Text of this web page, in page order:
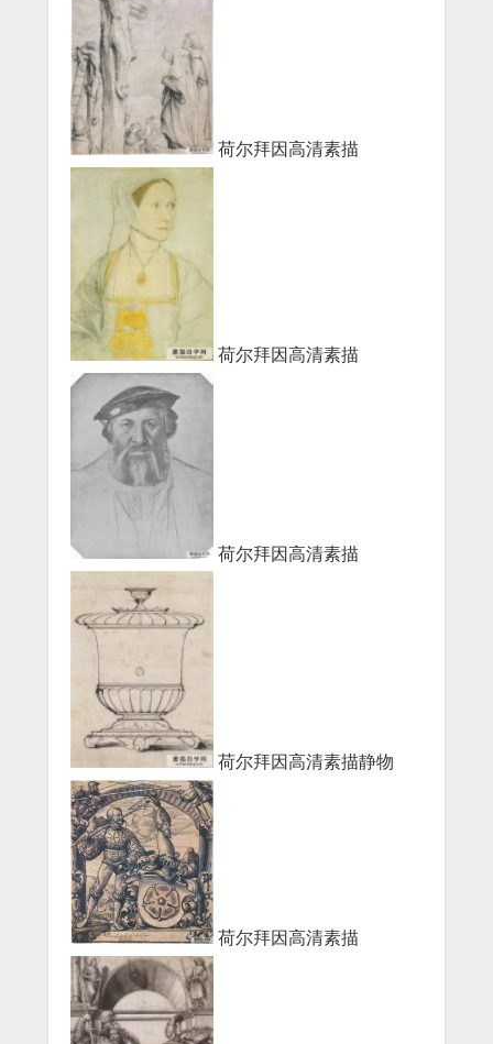
荷尔拜因高清素描
荷尔拜因高清素描
荷尔拜因高清素描
荷尔拜因高清素描静物
荷尔拜因高清素描